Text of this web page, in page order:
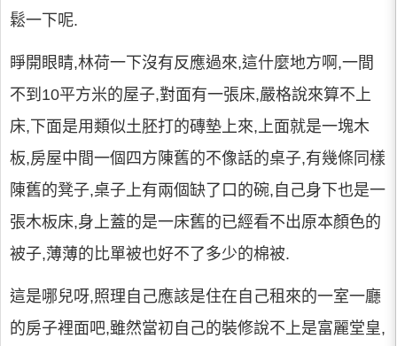
鬆一下呢.
睜開眼睛,林荷一下沒有反應過來,這什麼地方啊,一間
不到10平方米的屋子,對面有一張床,嚴格說來算不上
床,下面是用類似土胚打的磚墊上來,上面就是一塊木
板,房屋中間一個四方陳舊的不像話的桌子,有幾條同樣
陳舊的凳子,桌子上有兩個缺了口的碗,自己身下也是一
張木板床,身上蓋的是一床舊的已經看不出原本顏色的
被子,薄薄的比單被也好不了多少的棉被.
這是哪兒呀,照理自己應該是住在自己租來的一室一廳
的房子裡面吧,雖然當初自己的裝修說不上是富麗堂皇,